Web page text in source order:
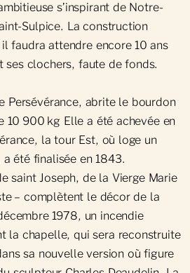
s’inspirant de Notre-
Sulpice. La construction
faudra attendre encore 10 ans
ses clochers, faute de fonds.
Persévérance, abrite le bourdon
10 900 kg Elle a été achevée en
la tour Est, où loge un
été finalisée en 1843.
saint Joseph, de la Vierge Marie
– complètent le décor de la
1978, un incendie
la chapelle, qui sera reconstruite
sa nouvelle version où figure